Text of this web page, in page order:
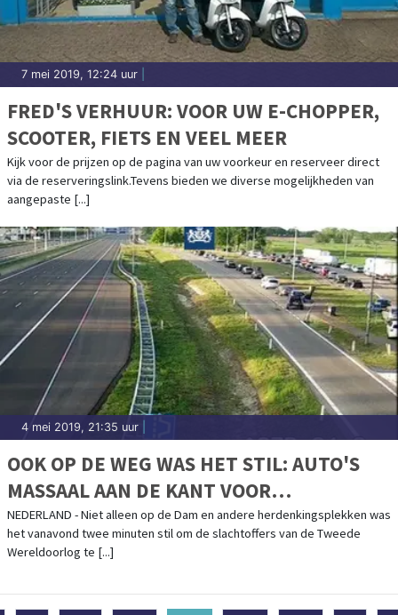
7 mei 2019, 12:24 uur
FRED'S VERHUUR: VOOR UW E-CHOPPER,
SCOOTER, FIETS EN VEEL MEER
Kijk voor de prijzen op de pagina van uw voorkeur en reserveer direct
via de reserveringslink.Tevens bieden we diverse mogelijkheden van
aangepaste [...]
4 mei 2019, 21:35 uur
OOK OP DE WEG WAS HET STIL: AUTO'S
MASSAAL AAN DE KANT VOOR
DODENHERDENKING
NEDERLAND - Niet alleen op de Dam en andere herdenkingsplekken was
het vanavond twee minuten stil om de slachtoffers van de Tweede
Wereldoorlog te [...]